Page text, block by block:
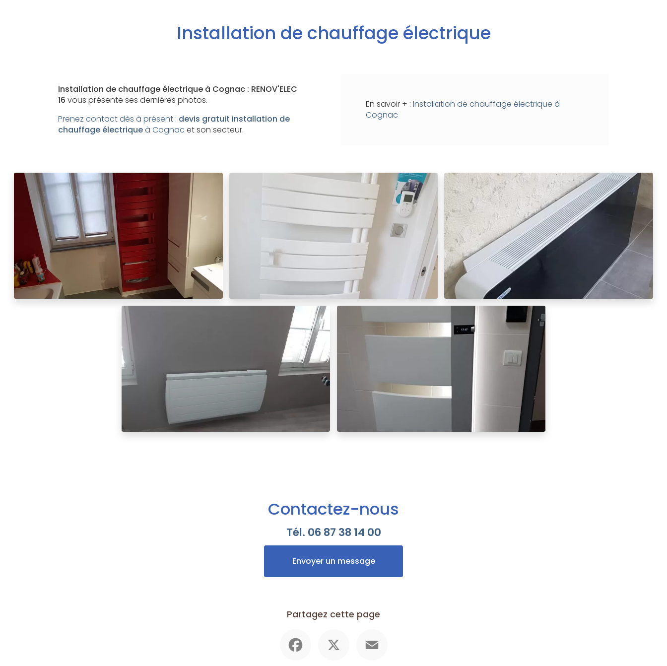
Installation de chauffage électrique
Installation de chauffage électrique à Cognac : RENOV'ELEC
16 vous présente ses dernières photos.
Prenez contact dès à présent : devis gratuit installation de
chauffage électriqueà Cognac et son secteur.
En savoir + : Installation de chauffage électrique à
Cognac
Contactez-nous
Tél. 06 87 38 14 00
Envoyer un message
Partagez cette page